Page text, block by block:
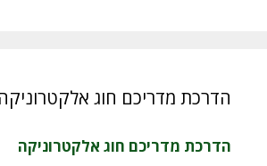
הדרכת מדריכם חוג אלקטרוניקה
הדרכת מדריכם חוג אלקטרוניקה